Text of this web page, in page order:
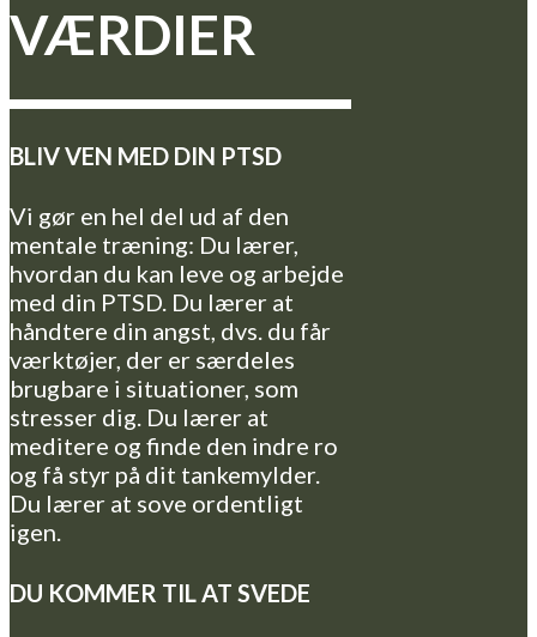
VÆRDIER
BLIV VEN MED DIN PTSD
Vi gør en hel del ud af den
mentale træning: Du lærer,
hvordan du kan leve og arbejde
med din PTSD. Du lærer at
håndtere din angst, dvs. du får
værktøjer, der er særdeles
brugbare i situationer, som
stresser dig. Du lærer at
meditere og finde den indre ro
og få styr på dit tankemylder.
Du lærer at sove ordentligt
igen.
DU KOMMER TIL AT SVEDE